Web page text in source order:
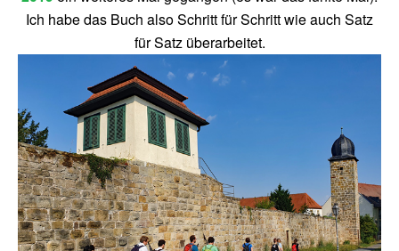
Ich habe das Buch also Schritt für Schritt wie auch Satz
für Satz überarbeitet.